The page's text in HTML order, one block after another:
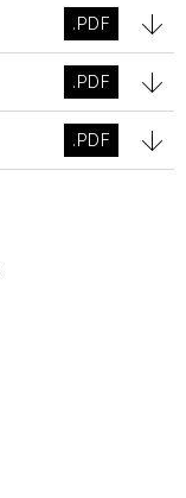
.PDF
.PDF
.PDF